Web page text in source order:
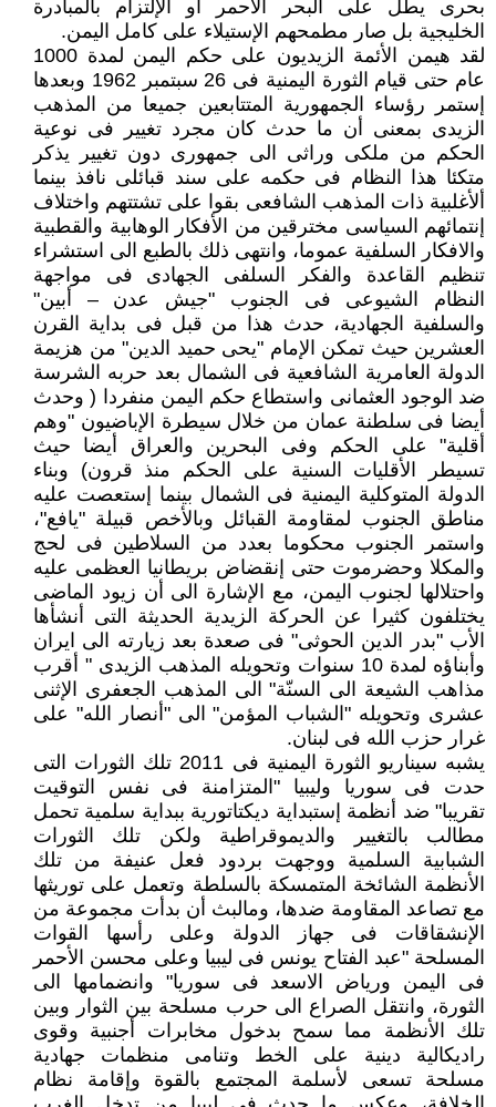
بحرى يطل على البحر الأحمر أو الإلتزام بالمبادرة
الخليجية بل صار مطمحهم الإستيلاء على كامل اليمن.
لقد هيمن الأئمة الزيديون على حكم اليمن لمدة 1000
عام حتى قيام الثورة اليمنية فى 26 سبتمبر 1962 وبعدها
إستمر رؤساء الجمهورية المتتابعين جميعا من المذهب
الزيدى بمعنى أن ما حدث كان مجرد تغيير فى نوعية
الحكم من ملكى وراثى الى جمهورى دون تغيير يذكر
متكئا هذا النظام فى حكمه على سند قبائلى نافذ بينما
ألأغلبية ذات المذهب الشافعى بقوا على تشتتهم واختلاف
إنتمائهم السياسى مخترقين من الأفكار الوهابية والقطبية
والافكار السلفية عموما، وانتهى ذلك بالطبع الى استشراء
تنظيم القاعدة والفكر السلفى الجهادى فى مواجهة
النظام الشيوعى فى الجنوب "جيش عدن – أبين"
والسلفية الجهادية، حدث هذا من قبل فى بداية القرن
العشرين حيث تمكن الإمام "يحى حميد الدين" من هزيمة
الدولة العامرية الشافعية فى الشمال بعد حربه الشرسة
ضد الوجود العثمانى واستطاع حكم اليمن منفردا ( وحدث
أيضا فى سلطنة عمان من خلال سيطرة الإباضيون "وهم
أقلية" على الحكم وفى البحرين والعراق أيضا حيث
تسيطر الأقليات السنية على الحكم منذ قرون) وبناء
الدولة المتوكلية اليمنية فى الشمال بينما إستعصت عليه
مناطق الجنوب لمقاومة القبائل وبالأخص قبيلة "يافع"،
واستمر الجنوب محكوما بعدد من السلاطين فى لحج
والمكلا وحضرموت حتى إنقضاض بريطانيا العظمى عليه
واحتلالها لجنوب اليمن، مع الإشارة الى أن زيود الماضى
يختلفون كثيرا عن الحركة الزيدية الحديثة التى أنشأها
الأب "بدر الدين الحوثى" فى صعدة بعد زيارته الى ايران
وأبناؤه لمدة 10 سنوات وتحويله المذهب الزيدى " أقرب
مذاهب الشيعة الى السنّة" الى المذهب الجعفرى الإثنى
عشرى وتحويله "الشباب المؤمن" الى "أنصار الله" على
غرار حزب الله فى لبنان.
يشبه سيناريو الثورة اليمنية فى 2011 تلك الثورات التى
حدت فى سوريا وليبيا "المتزامنة فى نفس التوقيت
تقريبا" ضد أنظمة إستبداية ديكتاتورية ببداية سلمية تحمل
مطالب بالتغيير والديموقراطية ولكن تلك الثورات
الشبابية السلمية ووجهت بردود فعل عنيفة من تلك
الأنظمة الشائخة المتمسكة بالسلطة وتعمل على توريثها
مع تصاعد المقاومة ضدها، ومالبث أن بدأت مجموعة من
الإنشقاقات فى جهاز الدولة وعلى رأسها القوات
المسلحة "عبد الفتاح يونس فى ليبيا وعلى محسن الأحمر
فى اليمن ورياض الاسعد فى سوريا" وانضمامها الى
الثورة، وانتقل الصراع الى حرب مسلحة بين الثوار وبين
تلك الأنظمة مما سمح بدخول مخابرات أجنبية وقوى
راديكالية دينية على الخط وتنامى منظمات جهادية
مسلحة تسعى لأسلمة المجتمع بالقوة وإقامة نظام